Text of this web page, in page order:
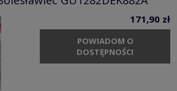
171,90 zł
POWIADOM O
DOSTĘPNOŚCI